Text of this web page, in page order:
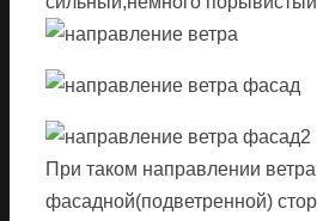
При таком направлении
фасадной(подветренной)